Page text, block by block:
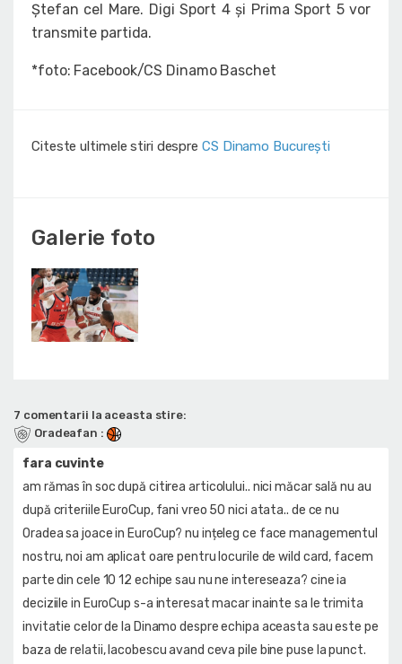
Ștefan cel Mare. Digi Sport 4 și Prima Sport 5 vor
transmite partida.
*foto: Facebook/CS Dinamo Baschet
Citeste ultimele stiri despre CS Dinamo Bucureşti
Galerie foto
7 comentarii la aceasta stire:
Oradeafan :
fara cuvinte
am rămas în soc după citirea articolului.. nici măcar sală nu au
după criteriile EuroCup, fani vreo 50 nici atata.. de ce nu
Oradea sa joace in EuroCup? nu ințeleg ce face managementul
nostru, noi am aplicat oare pentru locurile de wild card, facem
parte din cele 10 12 echipe sau nu ne intereseaza? cine ia
deciziile in EuroCup s-a interesat macar inainte sa le trimita
invitatie celor de la Dinamo despre echipa aceasta sau este pe
baza de relatii, Iacobescu avand ceva pile bine puse la punct.